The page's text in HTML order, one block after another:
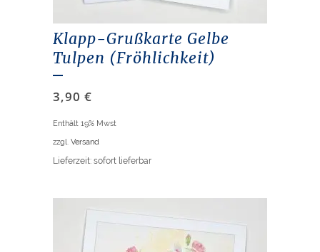
Klapp-Grußkarte Gelbe
Tulpen (Fröhlichkeit)
3,90 €
Enthält 19% Mwst
zzgl. Versand
Lieferzeit: sofort lieferbar